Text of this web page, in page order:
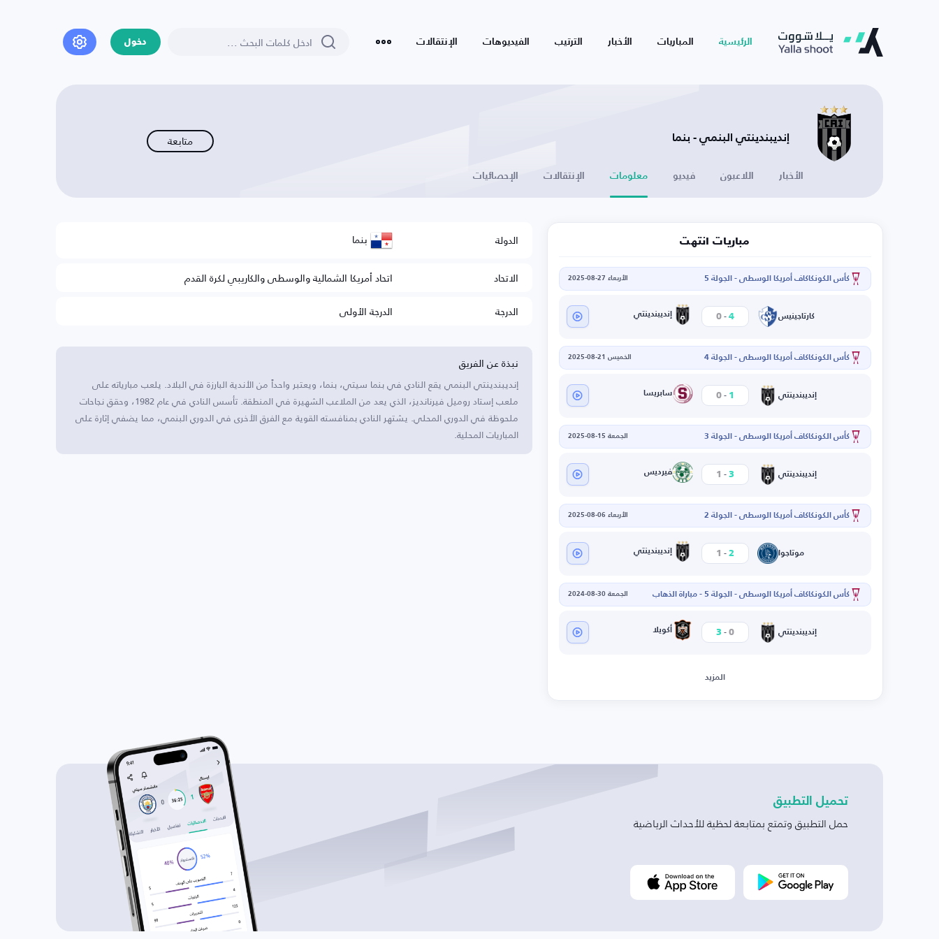
الرئيسية المباريات الأخبار الترتيب الفيديوهات الإنتقالات دخول
إنديبندينتي البنمي - بنما متابعة
الأخبار اللاعبون فيديو معلومات الإنتقالات الإحصائيات
مباريات انتهت
كأس الكونكاكاف أمريكا الوسطى - الجولة 5 الأربعاء 27-08-2025
كارتاجينيس 4
-
0 إنديبندينتي
كأس الكونكاكاف أمريكا الوسطى - الجولة 4 الخميس 21-08-2025
إنديبندينتي 1
-
0 سابريسا
كأس الكونكاكاف أمريكا الوسطى - الجولة 3 الجمعة 15-08-2025
إنديبندينتي 3
-
1 فيرديس
كأس الكونكاكاف أمريكا الوسطى - الجولة 2 الأربعاء 06-08-2025
موتاجوا 2
-
1 إنديبندينتي
كأس الكونكاكاف أمريكا الوسطى - الجولة 5 - مباراة الذهاب الجمعة 30-08-2024
إنديبندينتي 0
-
3 أكويلا
المزيد
الدولة بنما
الاتحاد
اتحاد أمريكا الشمالية والوسطى والكاريبي لكرة القدم
الدرجة
الدرجة الأولى
نبذة عن الفريق
إنديبندينتي البنمي يقع النادي في بنما سيتي، بنما، ويعتبر واحداً من الأندية البارزة في البلاد. يلعب مبارياته على
ملعب إستاد روميل فيرنانديز، الذي يعد من الملاعب الشهيرة في المنطقة. تأسس النادي في عام 1982، وحقق نجاحات
ملحوظة في الدوري المحلي. يشتهر النادي بمنافسته القوية مع الفرق الأخرى في الدوري البنمي، مما يضفي إثارة على
المباريات المحلية.
تحميل التطبيق
حمل التطبيق وتمتع بمتابعة لحظية للأحداث الرياضية